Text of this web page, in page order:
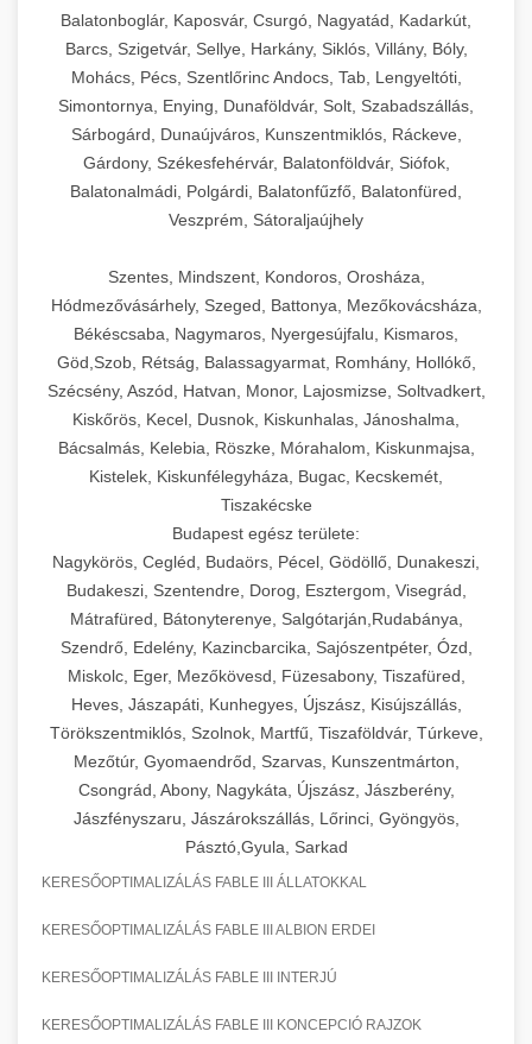
Balatonboglár, Kaposvár, Csurgó, Nagyatád, Kadarkút,
Barcs, Szigetvár, Sellye, Harkány, Siklós, Villány, Bóly,
Mohács, Pécs, Szentlőrinc Andocs, Tab, Lengyeltóti,
Simontornya, Enying, Dunaföldvár, Solt, Szabadszállás,
Sárbogárd, Dunaújváros, Kunszentmiklós, Ráckeve,
Gárdony, Székesfehérvár, Balatonföldvár, Siófok,
Balatonalmádi, Polgárdi, Balatonfűzfő, Balatonfüred,
Veszprém, Sátoraljaújhely
Szentes, Mindszent, Kondoros, Orosháza,
Hódmezővásárhely, Szeged, Battonya, Mezőkovácsháza,
Békéscsaba, Nagymaros, Nyergesújfalu, Kismaros,
Göd,Szob, Rétság, Balassagyarmat, Romhány, Hollókő,
Szécsény, Aszód, Hatvan, Monor, Lajosmizse, Soltvadkert,
Kiskőrös, Kecel, Dusnok, Kiskunhalas, Jánoshalma,
Bácsalmás, Kelebia, Röszke, Mórahalom, Kiskunmajsa,
Kistelek, Kiskunfélegyháza, Bugac, Kecskemét,
Tiszakécske
Budapest egész területe:
Nagykörös, Cegléd, Budaörs, Pécel, Gödöllő, Dunakeszi,
Budakeszi, Szentendre, Dorog, Esztergom, Visegrád,
Mátrafüred, Bátonyterenye, Salgótarján,Rudabánya,
Szendrő, Edelény, Kazincbarcika, Sajószentpéter, Ózd,
Miskolc, Eger, Mezőkövesd, Füzesabony, Tiszafüred,
Heves, Jászapáti, Kunhegyes, Újszász, Kisújszállás,
Törökszentmiklós, Szolnok, Martfű, Tiszaföldvár, Túrkeve,
Mezőtúr, Gyomaendrőd, Szarvas, Kunszentmárton,
Csongrád, Abony, Nagykáta, Újszász, Jászberény,
Jászfényszaru, Jászárokszállás, Lőrinci, Gyöngyös,
Pásztó,Gyula, Sarkad
KERESŐOPTIMALIZÁLÁS FABLE III ÁLLATOKKAL
KERESŐOPTIMALIZÁLÁS FABLE III ALBION ERDEI
KERESŐOPTIMALIZÁLÁS FABLE III INTERJÚ
KERESŐOPTIMALIZÁLÁS FABLE III KONCEPCIÓ RAJZOK